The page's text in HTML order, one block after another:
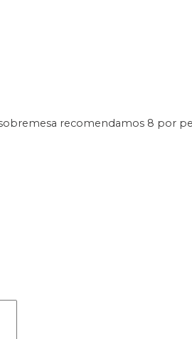
recomendamos 8 por